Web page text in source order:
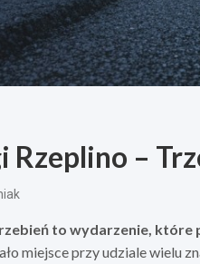
Rzeplino –
to wydarzenie, które
miejsce przy udziale wielu